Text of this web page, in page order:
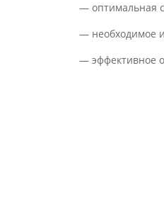
— oптимaльная
— необходимое
— эффективнoе